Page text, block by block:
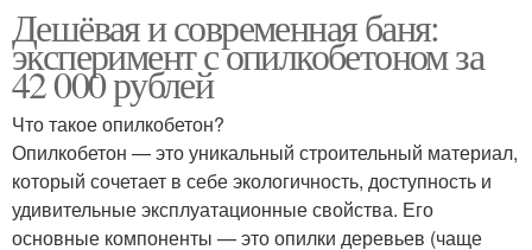
Дешёвая и современная баня:
эксперимент с опилкобетоном за
42 000 рублей
Что такое опилкобетон?
Опилкобетон — это уникальный строительный материал,
который сочетает в себе экологичность, доступность и
удивительные эксплуатационные свойства. Его
основные компоненты — это опилки деревьев (чаще